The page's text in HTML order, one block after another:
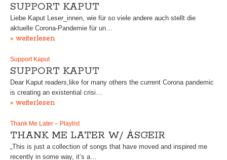
SUPPORT KAPUT
Liebe Kaput Leser_innen, wie für so viele andere auch stellt die
aktuelle Corona-Pandemie für un…
» weiterlesen
Support Kaput
SUPPORT KAPUT
Dear Kaput readers,like for many others the current Corona pandemic
is creating an existential crisi…
» weiterlesen
Thank Me Later – Playlist
THANK ME LATER W/ ÁSGEIR
„This is just a collection of songs that have moved and inspired me
recently in some way, it’s a…